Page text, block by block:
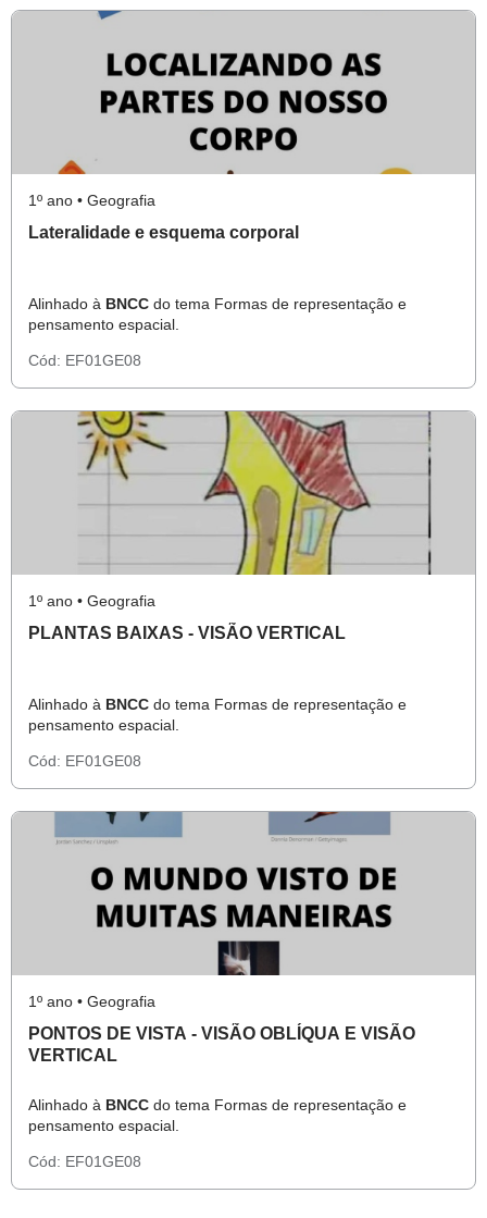
1º ano • Geografia
Lateralidade e esquema corporal
Alinhado à BNCC do tema Formas de representação e
pensamento espacial.
Cód: EF01GE08
1º ano • Geografia
PLANTAS BAIXAS - VISÃO VERTICAL
Alinhado à BNCC do tema Formas de representação e
pensamento espacial.
Cód: EF01GE08
1º ano • Geografia
PONTOS DE VISTA - VISÃO OBLÍQUA E VISÃO
VERTICAL
Alinhado à BNCC do tema Formas de representação e
pensamento espacial.
Cód: EF01GE08